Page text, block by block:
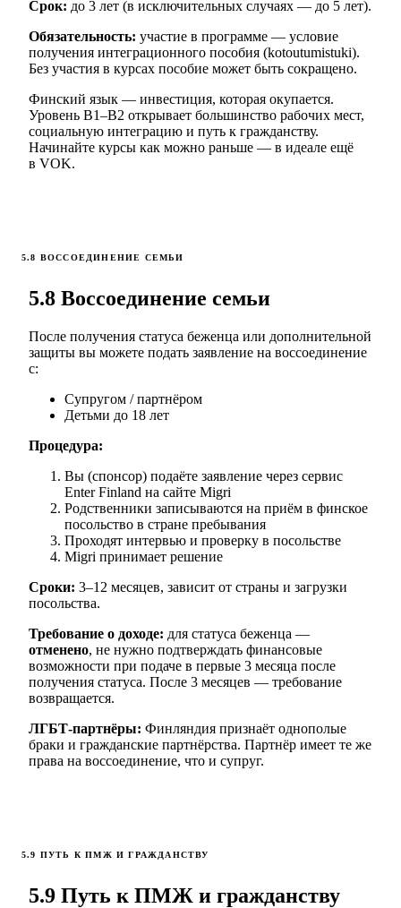
Срок: до 3 лет (в исключительных случаях — до 5 лет).
Обязательность: участие в программе — условие
получения интеграционного пособия (kotoutumistuki).
Без участия в курсах пособие может быть сокращено.
Финский язык — инвестиция, которая окупается.
Уровень B1–B2 открывает большинство рабочих мест,
социальную интеграцию и путь к гражданству.
Начинайте курсы как можно раньше — в идеале ещё
в VOK.
5.8 ВОССОЕДИНЕНИЕ СЕМЬИ
5.8 Воссоединение семьи
После получения статуса беженца или дополнительной
защиты вы можете подать заявление на воссоединение
с:
Супругом / партнёром
Детьми до 18 лет
Процедура:
Вы (спонсор) подаёте заявление через сервис
Enter Finland на сайте Migri
Родственники записываются на приём в финское
посольство в стране пребывания
Проходят интервью и проверку в посольстве
Migri принимает решение
Сроки: 3–12 месяцев, зависит от страны и загрузки
посольства.
Требование о доходе: для статуса беженца —
отменено, не нужно подтверждать финансовые
возможности при подаче в первые 3 месяца после
получения статуса. После 3 месяцев — требование
возвращается.
ЛГБТ-партнёры: Финляндия признаёт однополые
браки и гражданские партнёрства. Партнёр имеет те же
права на воссоединение, что и супруг.
5.9 ПУТЬ К ПМЖ И ГРАЖДАНСТВУ
5.9 Путь к ПМЖ и гражданству